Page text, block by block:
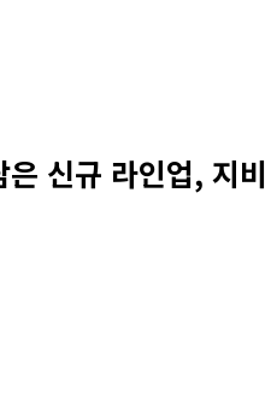
신규 라인업, 지비